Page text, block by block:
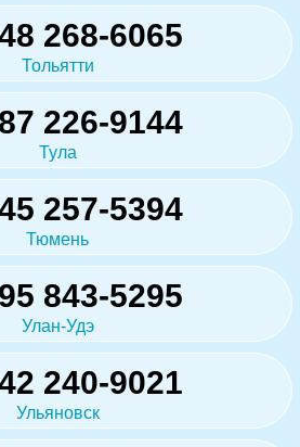
268-6065
Тольятти
226-9144
Тула
257-5394
Тюмень
843-5295
Улан-Удэ
240-9021
Ульяновск